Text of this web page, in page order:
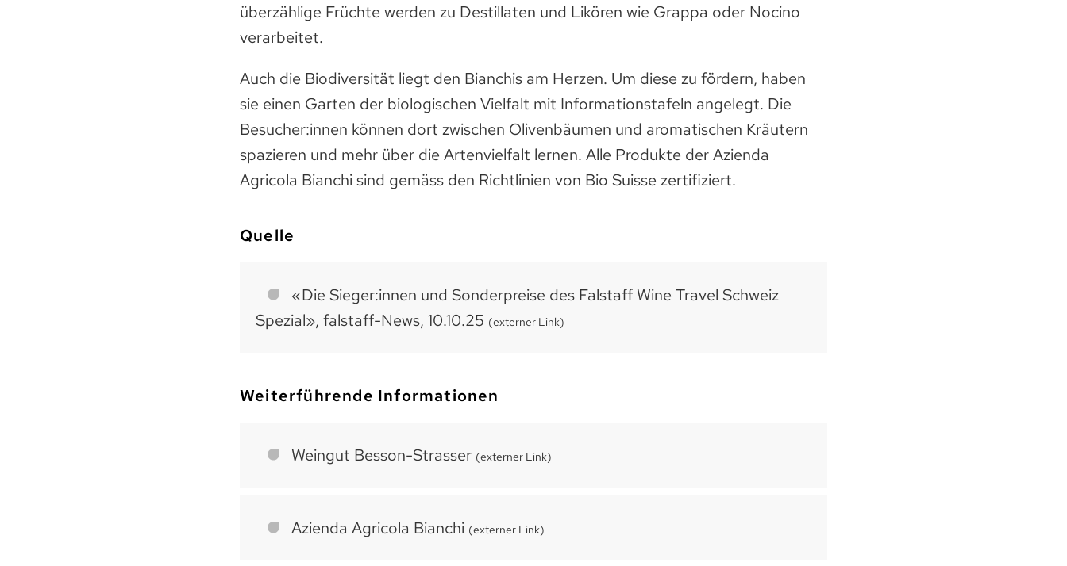
überzählige Früchte werden zu Destillaten und Likören wie Grappa oder Nocino
verarbeitet.
Auch die Biodiversität liegt den Bianchis am Herzen. Um diese zu fördern, haben
sie einen Garten der biologischen Vielfalt mit Informationstafeln angelegt. Die
Besucher:innen können dort zwischen Olivenbäumen und aromatischen Kräutern
spazieren und mehr über die Artenvielfalt lernen. Alle Produkte der Azienda
Agricola Bianchi sind gemäss den Richtlinien von Bio Suisse zertifiziert.
Quelle
«Die Sieger:innen und Sonderpreise des Falstaff Wine Travel Schweiz
Spezial», falstaff-News, 10.10.25 (externer Link)
Weiterführende Informationen
Weingut Besson-Strasser (externer Link)
Azienda Agricola Bianchi (externer Link)